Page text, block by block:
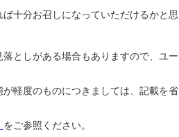
十分お召しになっていただけるかと思
としがある場合もありますので、ユー
軽度のものにつきましては、記載を省
をご参照ください。